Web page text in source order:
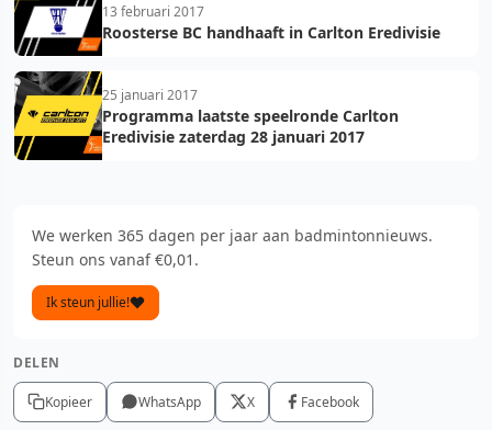
13 februari 2017
Roosterse BC handhaaft in Carlton Eredivisie
25 januari 2017
Programma laatste speelronde Carlton
Eredivisie zaterdag 28 januari 2017
We werken 365 dagen per jaar aan badmintonnieuws.
Steun ons vanaf €0,01.
Ik steun jullie!
DELEN
Kopieer WhatsApp X Facebook